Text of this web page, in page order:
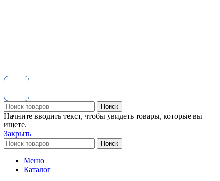
Поиск
Начните вводить текст, чтобы увидеть товары, которые вы
ищете.
Закрыть
Поиск
Меню
Каталог